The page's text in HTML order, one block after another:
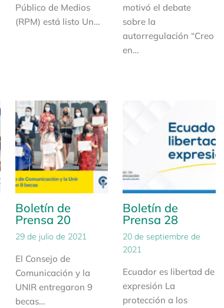
Público de Medios
(RPM) está listo Un…
motivó el debate
sobre la
autorregulación “Creo
en…
Boletín de
Prensa 20
29 de julio de 2021
El Consejo de
Comunicación y la
UNIR entregaron 9
becas…
Boletín de
Prensa 28
20 de septiembre de
2021
Ecuador es libertad de
expresión La
protección a los